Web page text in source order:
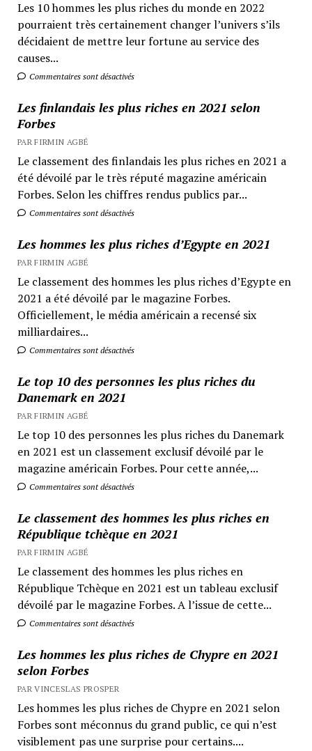
Les 10 hommes les plus riches du monde en 2022
pourraient très certainement changer l’univers s’ils
décidaient de mettre leur fortune au service des
causes...
Commentaires sont désactivés
Les finlandais les plus riches en 2021 selon
Forbes
PAR FIRMIN AGBÉ
Le classement des finlandais les plus riches en 2021 a
été dévoilé par le très réputé magazine américain
Forbes. Selon les chiffres rendus publics par...
Commentaires sont désactivés
Les hommes les plus riches d’Egypte en 2021
PAR FIRMIN AGBÉ
Le classement des hommes les plus riches d’Egypte en
2021 a été dévoilé par le magazine Forbes.
Officiellement, le média américain a recensé six
milliardaires...
Commentaires sont désactivés
Le top 10 des personnes les plus riches du
Danemark en 2021
PAR FIRMIN AGBÉ
Le top 10 des personnes les plus riches du Danemark
en 2021 est un classement exclusif dévoilé par le
magazine américain Forbes. Pour cette année,...
Commentaires sont désactivés
Le classement des hommes les plus riches en
République tchèque en 2021
PAR FIRMIN AGBÉ
Le classement des hommes les plus riches en
République Tchèque en 2021 est un tableau exclusif
dévoilé par le magazine Forbes. A l’issue de cette...
Commentaires sont désactivés
Les hommes les plus riches de Chypre en 2021
selon Forbes
PAR VINCESLAS PROSPER
Les hommes les plus riches de Chypre en 2021 selon
Forbes sont méconnus du grand public, ce qui n’est
visiblement pas une surprise pour certains....